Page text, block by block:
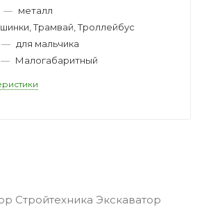
— металл
Трамвай, Троллейбус
— для мальчика
— Малогабаритный
Стройтехника Экскаватор